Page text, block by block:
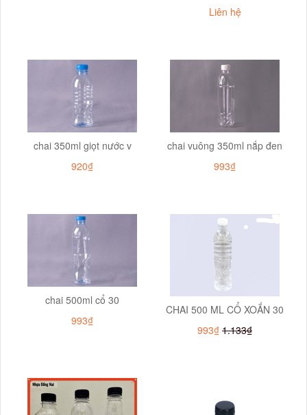
Liên hệ
chai 350ml giọt nước v
920₫
chai vuông 350ml nắp đen
993₫
chai 500ml cổ 30
993₫
CHAI 500 ML CỔ XOẮN 30
993₫ 1.133₫